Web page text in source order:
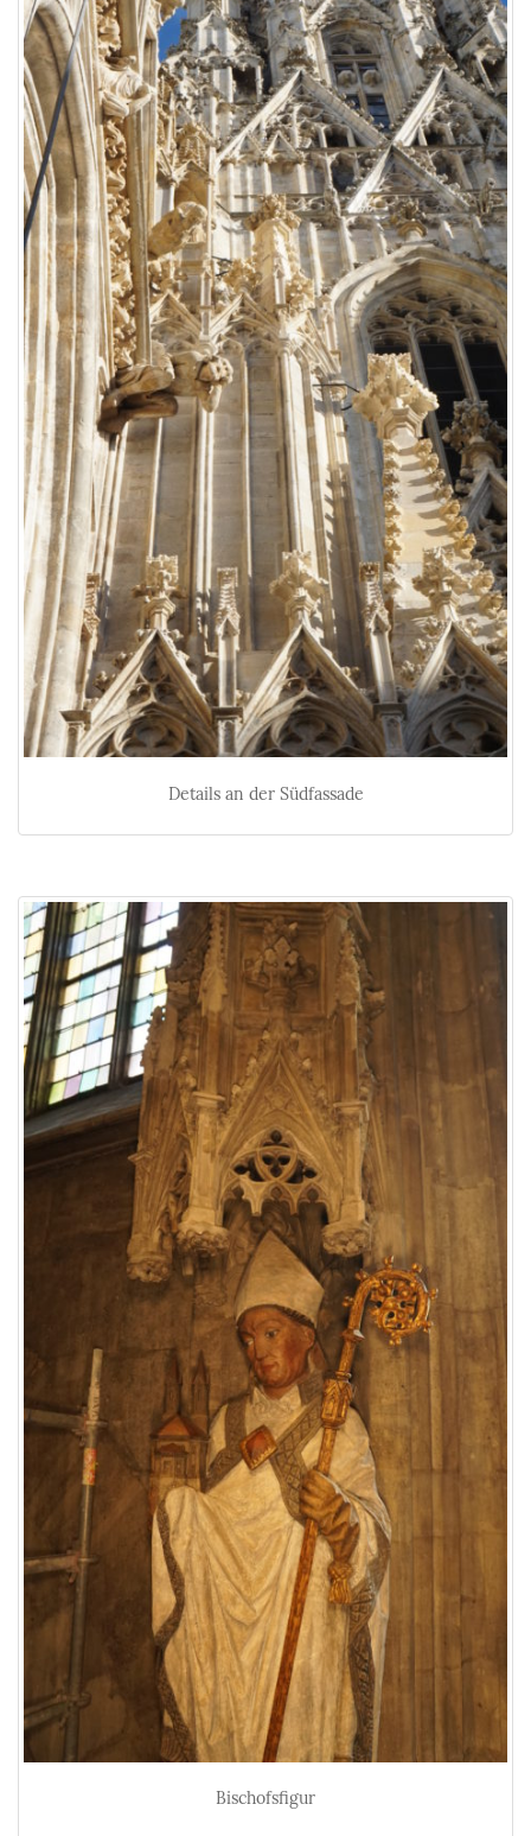
Details an der Südfassade
Bischofsfigur